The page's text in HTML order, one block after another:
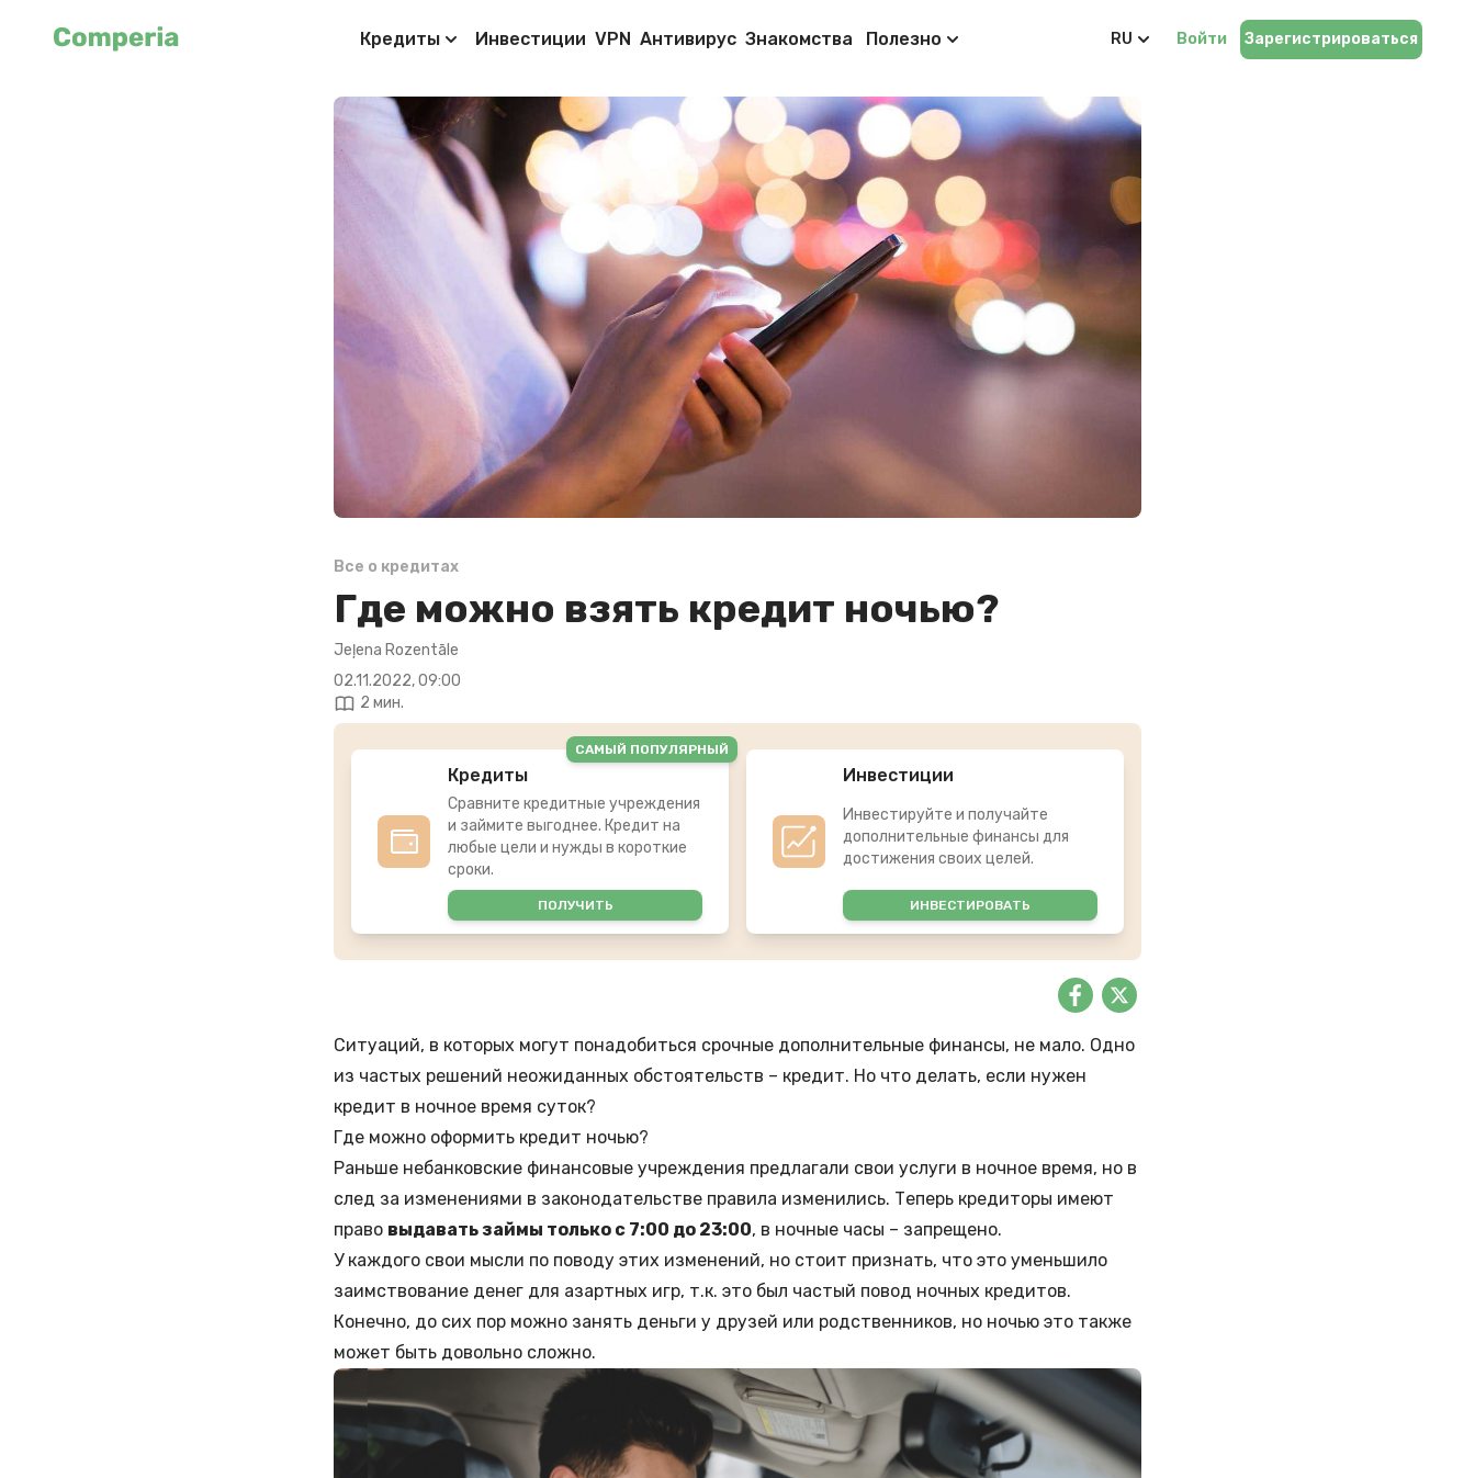
Кредиты Инвестиции VPN Антивирус Знакомства Полезно RU Войти Зарегистрироваться
Все о кредитах
Где можно взять кредит ночью?
Jeļena Rozentāle
02.11.2022, 09:00
2 мин.
Кредиты
Сравните кредитные учреждения
и займите выгоднее. Кредит на
любые цели и нужды в короткие
сроки.
ПОЛУЧИТЬ
САМЫЙ ПОПУЛЯРНЫЙ
Инвестиции
Инвестируйте и получайте
дополнительные финансы для
достижения своих целей.
ИНВЕСТИРОВАТЬ
Ситуаций, в которых могут понадобиться срочные дополнительные финансы, не мало. Одно
из частых решений неожиданных обстоятельств – кредит. Но что делать, если нужен
кредит в ночное время суток?
Где можно оформить кредит ночью?
Раньше небанковские финансовые учреждения предлагали свои услуги в ночное время, но в
след за изменениями в законодательстве правила изменились. Теперь кредиторы имеют
право выдавать займы только с 7:00 до 23:00, в ночные часы – запрещено.
У каждого свои мысли по поводу этих изменений, но стоит признать, что это уменьшило
заимствование денег для азартных игр, т.к. это был частый повод ночных кредитов.
Конечно, до сих пор можно занять деньги у друзей или родственников, но ночью это также
может быть довольно сложно.